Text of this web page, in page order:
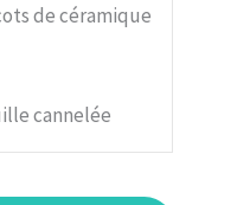
de céramique
cannelée